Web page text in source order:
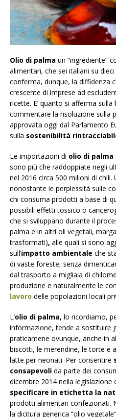
Olio di palma un “ingrediente”
alimentari, che sei italiani su
conferma, dunque, la diffidenza
crescente di imprese ad
ricette. E’ quanto si afferma sulla
commentare la risoluzione sulla
approvata oggi dal Parlamento
sulla sostenibilità
Le importazioni di olio di palma
sono più che raddoppiate negli
nel 2016 circa 500 milioni di
nonostante le perplessità sulle
chi consuma prodotti a base di
possibili effetti tossico o
che si sviluppano durante il
palma e in altri oli vegetali,
trasformati), alle quali si sono
sull’impatto ambientale che
di vaste foreste, senza
dal trasporto a migliaia di
produzione e naturalmente le
lavoro delle popolazioni locali
L’olio di palma, lo ricordiamo,
informazione, tende a sostituire
praticamene ovunque, anche in
biscotti, le merendine, le torte e
latte per neonati. Per consentire
consapevoli da parte dei
dicembre 2014 nella legislazione
specificare in etichetta la
prodotti alimentari confezionati.
la dicitura generica “olio